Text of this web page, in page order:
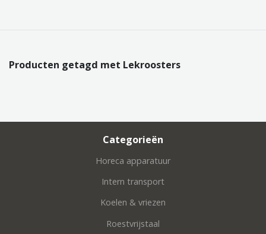
Producten getagd met Lekroosters
Categorieën
Horeca apparatuur
Intern transport
Koelen & vriezen
Roestvrijstaal